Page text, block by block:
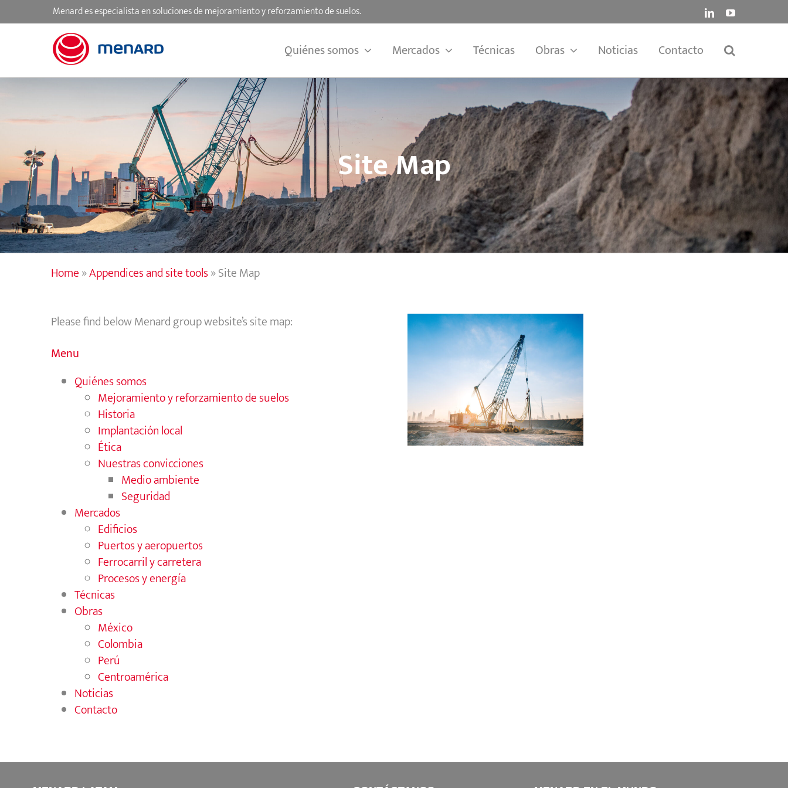
to
Menard es especialista en soluciones de mejoramiento y reforzamiento de suelos. LinkedInYouTube
Quiénes somos Mercados Técnicas Obras Noticias Contacto
Site Map
Home»Appendices and site tools»Site Map
Please find below Menard group website’s site map:
Menu
Quiénes somos
Mejoramiento y reforzamiento de suelos
Historia
Implantación local
Ética
Nuestras convicciones
Medio ambiente
Seguridad
Mercados
Edificios
Puertos y aeropuertos
Ferrocarril y carretera
Procesos y energía
Técnicas
Obras
México
Colombia
Perú
Centroamérica
Noticias
Contacto